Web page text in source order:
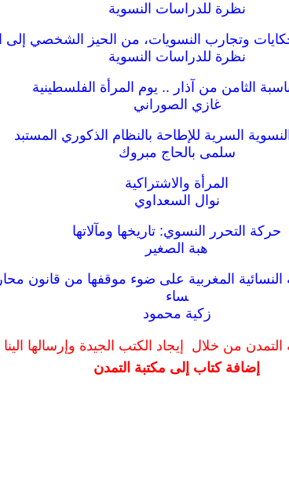
نظرة للدراسات النسوية
وتجارب النسويات، من الحيز الشخصي إلى
نظرة للدراسات النسوية
الثامن من آذار .. يوم المرأة الفلسطينية
غازي الصوراني
السرية للإطاحة بالنظام الذكوري المستبد
سلمى بالحاج مبروك
المرأة والاشتراكية
نوال السعداوي
حركة التحرر النسوي: تاريخها ومآلاتها
هبة الصغير
المغربية على ضوء موقفها من قانون
ساء
زكية محمود
التمدن من خلال إيجاد الكتب الجيدة وإرسالها الينا
إضافة كتاب إلى مكتبة التمدن